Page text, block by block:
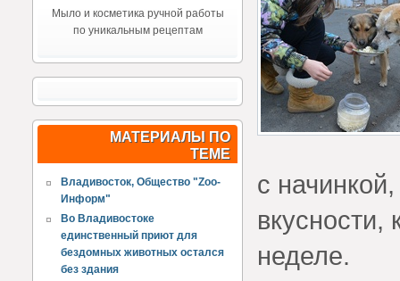
Мыло и косметика ручной работы
по уникальным рецептам
МАТЕРИАЛЫ ПО
ТЕМЕ
Владивосток, Общество "Zoo-
Информ"
Во Владивостоке
единственный приют для
бездомных животных остался
без здания
с
неделе.